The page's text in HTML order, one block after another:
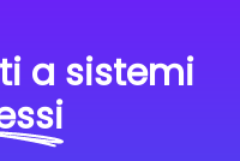
a sistemi